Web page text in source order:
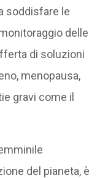
soddisfare le
delle
di soluzioni
menopausa,
gravi come il
del pianeta, è